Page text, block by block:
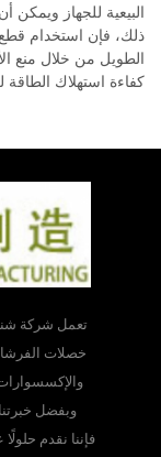
البيعية للجهاز ويمكن
ذلك، فإن استخدام قطع
الطويل من خلال منع
كفاءة استهلاك الطاقة
تعمل شركة
خصلات
فإننا نقدم